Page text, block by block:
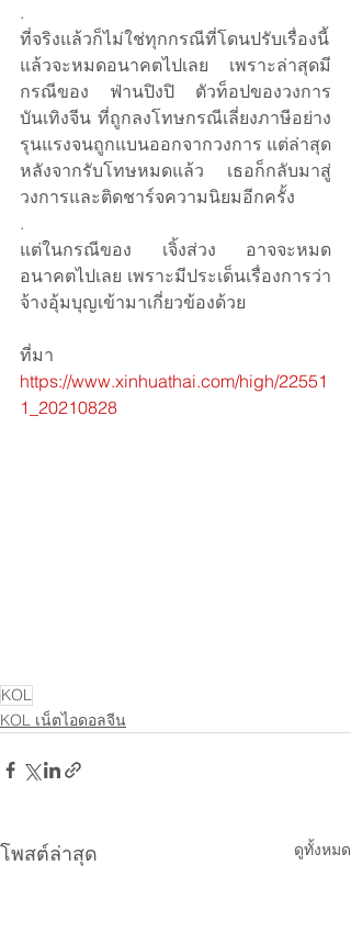
.
ที่จริงแล้วก็ไม่ใช่ทุกกรณีที่โดนปรับเรื่องนี้
แล้วจะหมดอนาคตไปเลย เพราะล่าสุดมี
กรณีของ ฟ่านปิงปิ ตัวท็อปของวงการ
บันเทิงจีน ที่ถูกลงโทษกรณีเลี่ยงภาษีอย่าง
รุนแรงจนถูกแบนออกจากวงการ แต่ล่าสุด
หลังจากรับโทษหมดแล้ว เธอก็กลับมาสู่
วงการและติดชาร์จความนิยมอีกครั้ง
.
แต่ในกรณีของ เจิ้งส่วง อาจจะหมด
อนาคตไปเลย เพราะมีประเด็นเรื่องการว่า
จ้างอุ้มบุญเข้ามาเกี่ยวข้องด้วย
https://www.xinhuathai.com/high/22551
1_20210828
KOL
KOL เน็ตไอดอลจีน
โพสต์ล่าสุด ดูทั้งหมด